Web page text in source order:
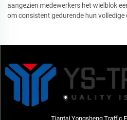
aangezien medewerkers het wielblok
om consistent gedurende hun volledige
Tiantai Yongsheng Traffic